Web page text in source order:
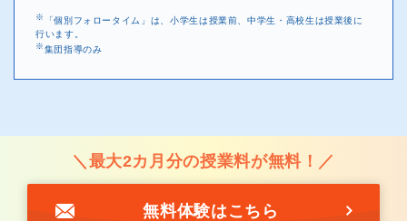
※
「個別フォロータイム」は、小学生は授業前、中学生・高校生は授業後に
行います。
※ 集団指導のみ
＼最大2カ月分の授業料が無料！／
無料体験はこちら